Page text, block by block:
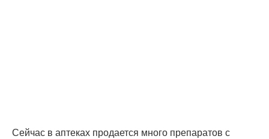
Сейчас в аптеках продается много препаратов с